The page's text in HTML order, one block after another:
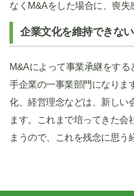
なくM&Aをした場合に、喪失
企業文化を維持できない
M&Aによって事業承継をす
手企業の一事業部門になりま
化、経営理念などは、新しい
ます。これまで培ってきた会
まうので、これを残念に思う